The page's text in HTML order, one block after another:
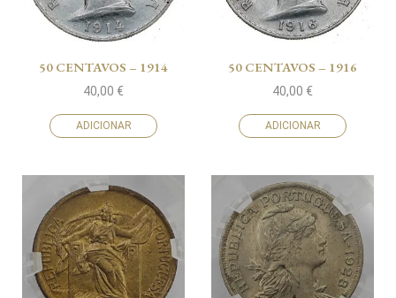
50 CENTAVOS – 1914
40,00 €
ADICIONAR
50 CENTAVOS – 1916
40,00 €
ADICIONAR